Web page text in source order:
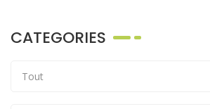
CATEGORIES
Tout